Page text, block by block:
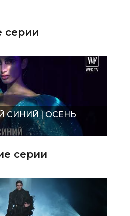
серии
СИНИЙ | ОСЕНЬ
серии